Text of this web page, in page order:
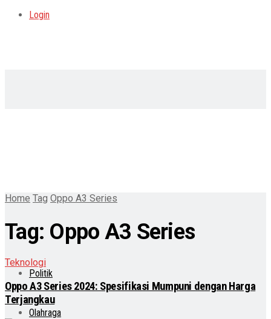
Login
Politik
Olahraga
Home Tag Oppo A3 Series
Tag: Oppo A3 Series
Teknologi
Oppo A3 Series 2024: Spesifikasi Mumpuni dengan Harga
Terjangkau